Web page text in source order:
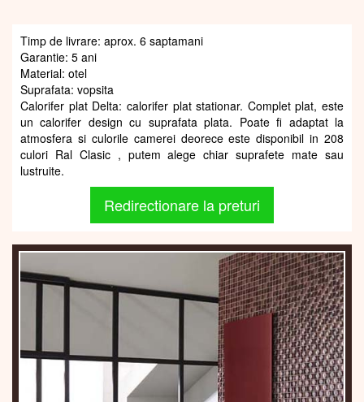
Timp de livrare: aprox. 6 saptamani
Garantie: 5 ani
Material: otel
Suprafata: vopsita
Calorifer plat Delta: calorifer plat stationar. Complet plat, este
un calorifer design cu suprafata plata. Poate fi adaptat la
atmosfera si culorile camerei deorece este disponibil in 208
culori Ral Clasic , putem alege chiar suprafete mate sau
lustruite.
Redirectionare la preturi